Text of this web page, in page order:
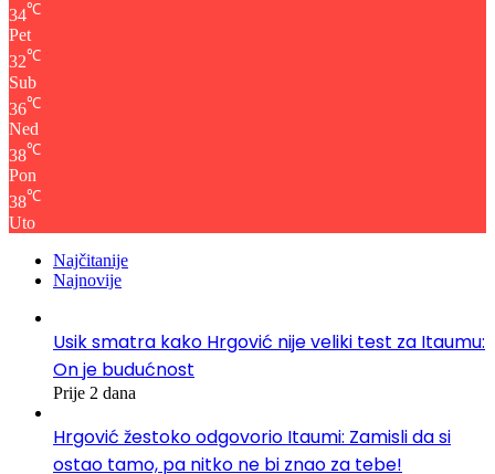
34℃
Pet
32℃
Sub
36℃
Ned
38℃
Pon
38℃
Uto
Najčitanije
Najnovije
Usik smatra kako Hrgović nije veliki test za Itaumu:
On je budućnost
Prije 2 dana
Hrgović žestoko odgovorio Itaumi: Zamisli da si
ostao tamo, pa nitko ne bi znao za tebe!